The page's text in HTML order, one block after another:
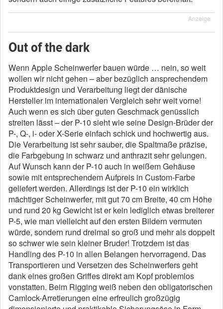
Anzeige
Out of the dark
Wenn Apple Scheinwerfer bauen würde … nein, so weit
wollen wir nicht gehen – aber bezüglich ansprechendem
Produktdesign und Verarbeitung liegt der dänische
Hersteller im internationalen Vergleich sehr weit vorne!
Auch wenn es sich über guten Geschmack genüsslich
streiten lässt – der P-10 sieht wie seine Design-Brüder der
P-, Q-, i- oder X-Serie einfach schick und hochwertig aus.
Die Verarbeitung ist sehr sauber, die Spaltmaße präzise,
die Farbgebung in schwarz und anthrazit sehr gelungen.
Auf Wunsch kann der P-10 auch in weißem Gehäuse
sowie mit entsprechendem Aufpreis in Custom-Farbe
geliefert werden. Allerdings ist der P-10 ein wirklich
mächtiger Scheinwerfer, mit gut 70 cm Breite, 40 cm Höhe
und rund 20 kg Gewicht ist er kein lediglich etwas breiterer
P-5, wie man vielleicht auf den ersten Bildern vermuten
würde, sondern rund dreimal so groß und mehr als doppelt
so schwer wie sein kleiner Bruder! Trotzdem ist das
Handling des P-10 in allen Belangen hervorragend. Das
Transportieren und Versetzen des Scheinwerfers geht
dank eines großen Griffes direkt am Kopf problemlos
vonstatten. Beim Rigging weiß neben den obligatorischen
Camlock-Arretierungen eine erfreulich großzügig